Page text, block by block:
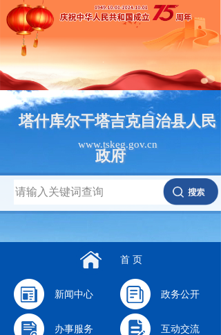
塔什库尔干塔吉克自治县人民
政府
www.tskeg.gov.cn
首 页
新闻中心 政务公开
办事服务 互动交流